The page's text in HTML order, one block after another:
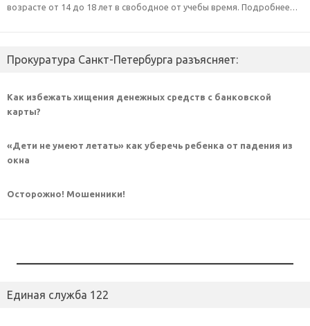
возрасте от 14 до 18 лет в свободное от учебы время. Подробнее…
Прокуратура Санкт-Петербурга разъясняет:
Как избежать хищения денежных средств с банковской
карты?
«Дети не умеют летать» как уберечь ребенка от падения из
окна
Осторожно! Мошенники!
Единая служба 122